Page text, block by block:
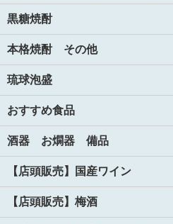
黒糖焼酎
本格焼酎 その他
琉球泡盛
おすすめ食品
酒器 お燗器 備品
【店頭販売】国産ワイン
【店頭販売】梅酒